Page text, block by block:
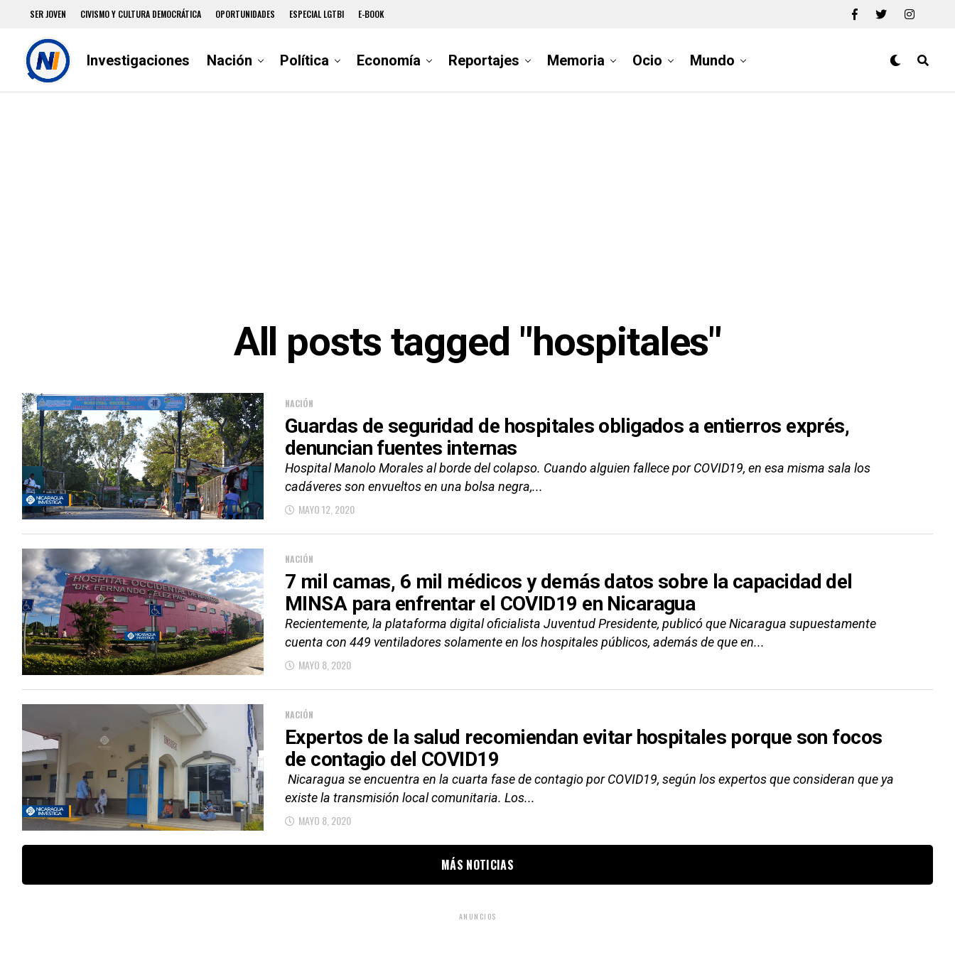
SER JOVEN CIVISMO Y CULTURA DEMOCRÁTICA OPORTUNIDADES ESPECIAL LGTBI E-BOOK
Investigaciones Nación Política Economía Reportajes Memoria Ocio Mundo
All posts tagged "hospitales"
NACIÓN
Guardas de seguridad de hospitales obligados a entierros exprés,
denuncian fuentes internas
Hospital Manolo Morales al borde del colapso. Cuando alguien fallece por COVID19, en esa misma sala los
cadáveres son envueltos en una bolsa negra,...
MAYO 12, 2020
NACIÓN
7 mil camas, 6 mil médicos y demás datos sobre la capacidad del
MINSA para enfrentar el COVID19 en Nicaragua
Recientemente, la plataforma digital oficialista Juventud Presidente, publicó que Nicaragua supuestamente
cuenta con 449 ventiladores solamente en los hospitales públicos, además de que en...
MAYO 8, 2020
NACIÓN
Expertos de la salud recomiendan evitar hospitales porque son focos
de contagio del COVID19
Nicaragua se encuentra en la cuarta fase de contagio por COVID19, según los expertos que consideran que ya
existe la transmisión local comunitaria. Los...
MAYO 8, 2020
MÁS NOTICIAS
ANUNCIOS